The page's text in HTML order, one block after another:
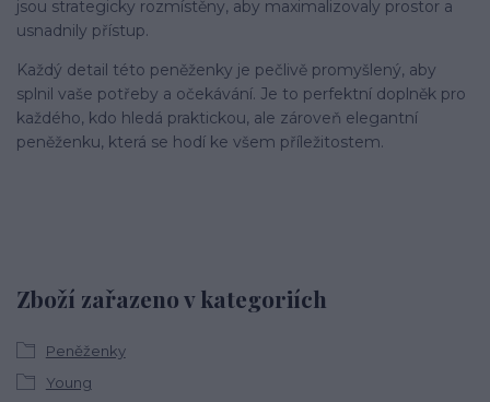
jsou strategicky rozmístěny, aby maximalizovaly prostor a
usnadnily přístup.
Každý detail této peněženky je pečlivě promyšlený, aby
splnil vaše potřeby a očekávání. Je to perfektní doplněk pro
každého, kdo hledá praktickou, ale zároveň elegantní
peněženku, která se hodí ke všem příležitostem.
Zboží zařazeno v kategoriích
Peněženky
Young